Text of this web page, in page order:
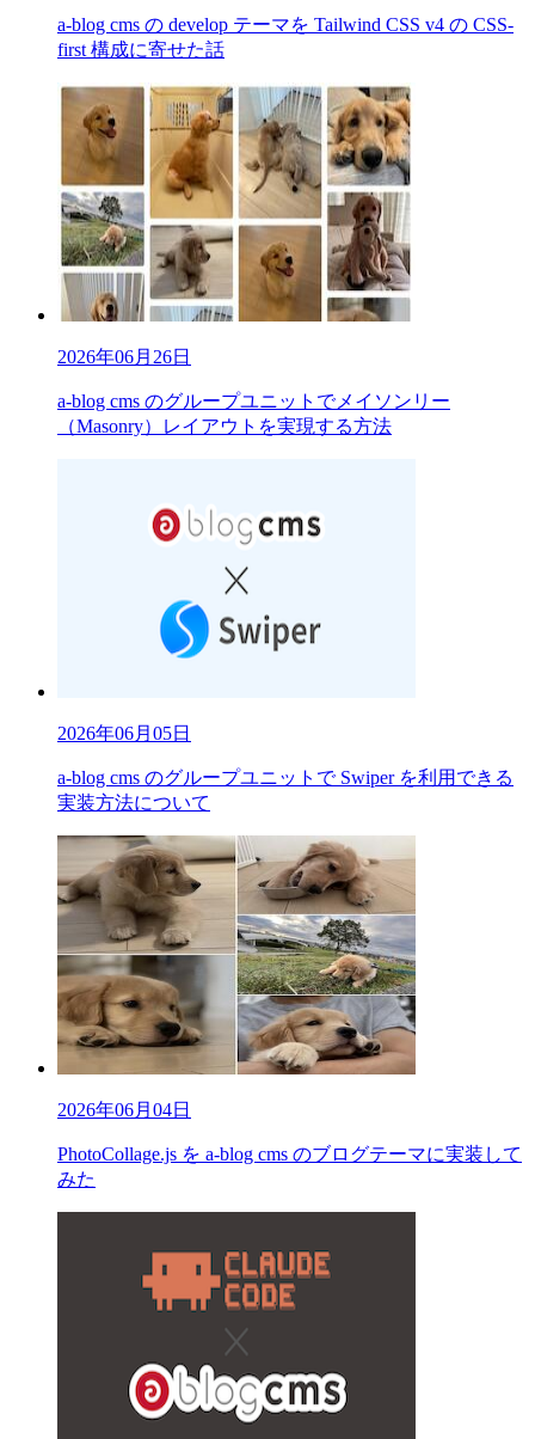
a-blog cms の develop テーマを Tailwind CSS v4 の CSS-
first 構成に寄せた話
2026年06月26日
a-blog cms のグループユニットでメイソンリー
（Masonry）レイアウトを実現する方法
2026年06月05日
a-blog cms のグループユニットで Swiper を利用できる
実装方法について
2026年06月04日
PhotoCollage.js を a-blog cms のブログテーマに実装して
みた